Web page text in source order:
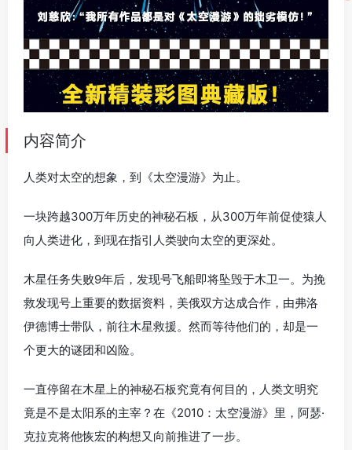
内容简介
人类对太空的想象，到《太空漫游》为止。
一块跨越300万年历史的神秘石板，从300万年前促使猿人
向人类进化，到现在指引人类驶向太空的更深处。
木星任务失败9年后，发现号飞船即将坠毁于木卫一。为挽
救发现号上重要的数据资料，美俄双方达成合作，由弗洛
伊德博士带队，前往木星救援。然而等待他们的，却是一
个更大的谜团和凶险。
一直停留在木星上的神秘石板究竟有何目的，人类文明究
竟是不是太阳系的主宰？在《2010：太空漫游》里，阿瑟·
克拉克将他恢宏的构想又向前推进了一步。